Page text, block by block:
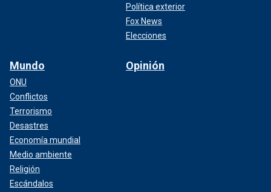
Política exterior
Fox News
Elecciones
Mundo
ONU
Conflictos
Terrorismo
Desastres
Economía mundial
Medio ambiente
Religión
Escándalos
Opinión